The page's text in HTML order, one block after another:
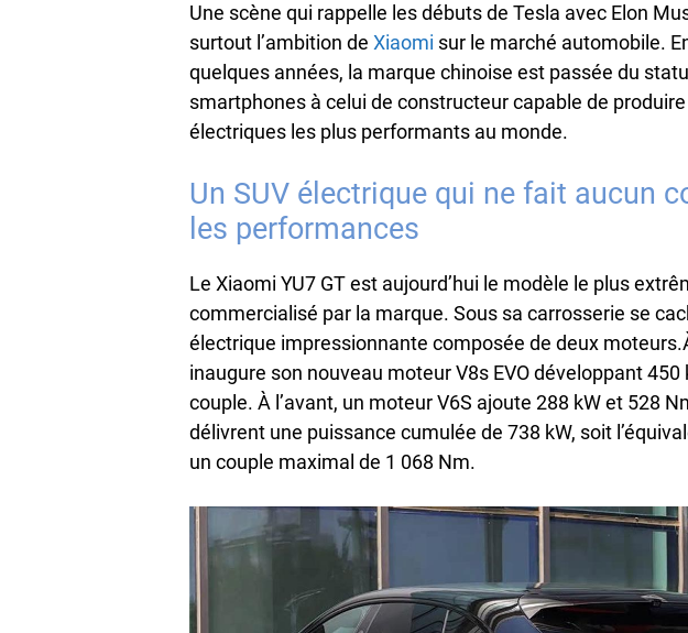
Une scène qui rappelle les débuts de Tesla avec Elon
surtout l’ambition de Xiaomi sur le marché automobile.
quelques années, la marque chinoise est passée du
smartphones à celui de constructeur capable de produire
électriques les plus performants au monde.
Un SUV électrique qui ne fait aucun
les performances
Le Xiaomi YU7 GT est aujourd’hui le modèle le plus
commercialisé par la marque. Sous sa carrosserie se
électrique impressionnante composée de deux
inaugure son nouveau moteur V8s EVO développant 450
couple. À l’avant, un moteur V6S ajoute 288 kW et 528
délivrent une puissance cumulée de 738 kW, soit
un couple maximal de 1 068 Nm.